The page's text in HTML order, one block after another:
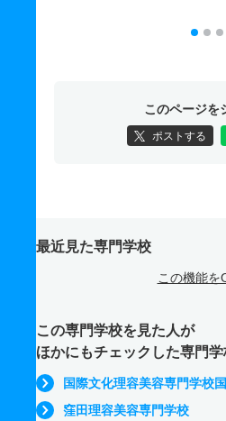
このページを
ポストする
最近見た専門学校
この機能を
この専門学校を見た人が
ほかにもチェックした専門学
国際文化理容美容専門学校
窪田理容美容専門学校